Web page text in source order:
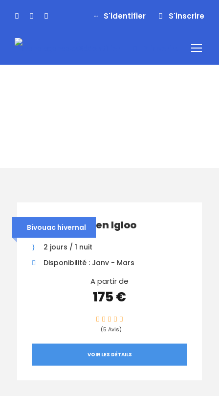
S'identifier S'inscrire
Bivouac hivernal
Nuit Insolite en Igloo
2 jours / 1 nuit
Disponibilité : Janv - Mars
A partir de
175 €
(5 Avis)
VOIR LES DÉTAILS